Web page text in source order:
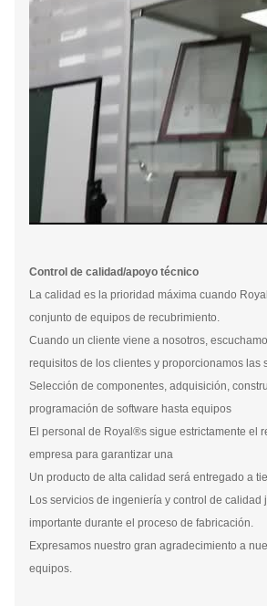
Control de calidad/apoyo técnico
La calidad es la prioridad máxima cuando
conjunto de equipos de recubrimiento.
Cuando un cliente viene a nosotros,
requisitos de los clientes y proporcionamos las
Selección de componentes, adquisición,
programación de software hasta equipos
El personal de Royal®s sigue estrictamente el
empresa para garantizar una
Un producto de alta calidad será entregado a
Los servicios de ingeniería y control de calidad
importante durante el proceso de fabricación.
Expresamos nuestro gran agradecimiento a
equipos.